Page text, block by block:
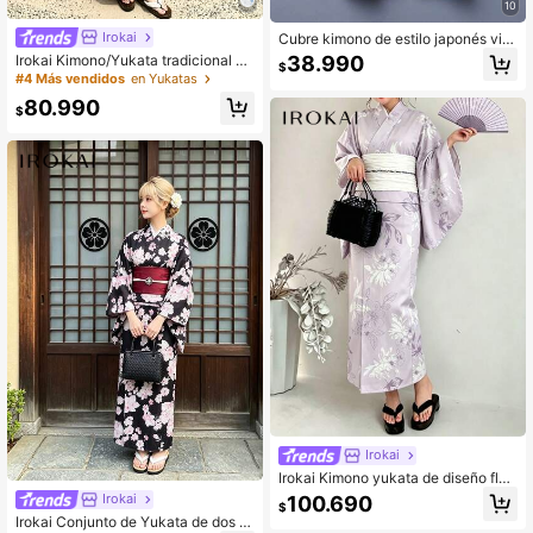
Irokai
Irokai Kimono/Yukata tradicional es
tampado para mujer japonesa, para
#4 Más vendidos en Yukatas
$80.990
Irokai
Irokai Conjunto de Yukata de dos pi
10
Cubre kimono de estilo japonés vint
age de unicolor, bata de estar en ca
sa casual, ligero para verano, playa
$38.990
Irokai
Irokai Kimono yukata de diseño flor
al tradicional japonés, set de 2 piez
as para festival de verano
$100.690